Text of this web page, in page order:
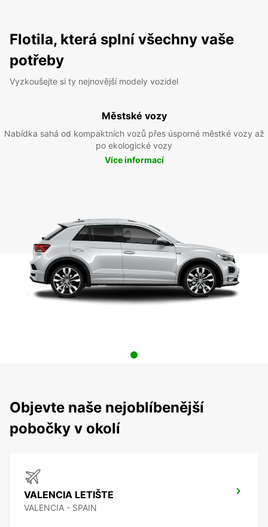
Flotila, která splní všechny vaše
potřeby
Vyzkoušejte si ty nejnovější modely vozidel
Městské vozy
Nabídka sahá od kompaktních vozů přes úsporné městké vozy až
po ekologické vozy
Více informací
Objevte naše nejoblíbenější
pobočky v okolí
VALENCIA LETIŠTE
VALENCIA - SPAIN